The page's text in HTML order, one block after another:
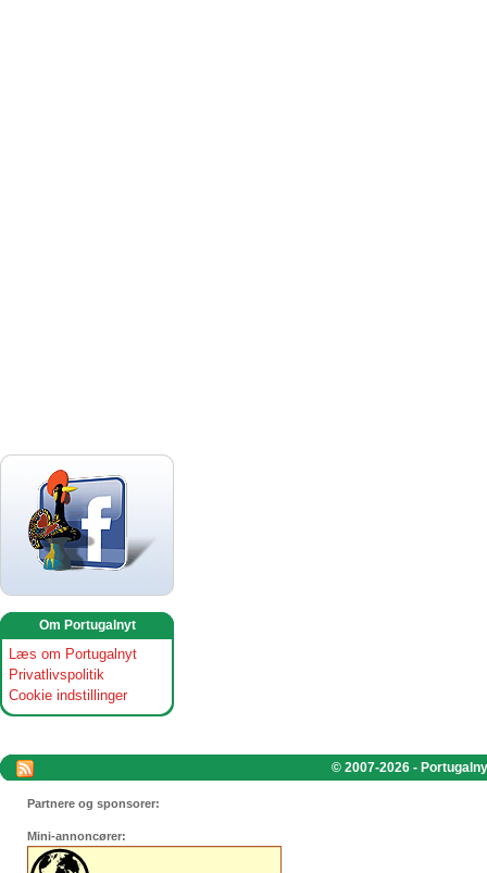
Om Portugalnyt
Læs om Portugalnyt
Privatlivspolitik
Cookie indstillinger
© 2007-2026 -
Partnere og sponsorer:
Mini-annoncører: